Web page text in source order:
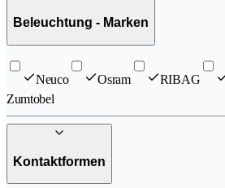
Beleuchtung - Marken
Neuco Osram RIBAG
Zumtobel
Kontaktformen